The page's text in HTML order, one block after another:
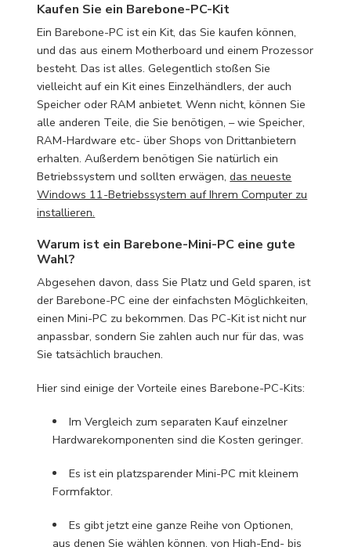
Kaufen Sie ein Barebone-PC-Kit
Ein Barebone-PC ist ein Kit, das Sie kaufen können,
und das aus einem Motherboard und einem Prozessor
besteht. Das ist alles. Gelegentlich stoßen Sie
vielleicht auf ein Kit eines Einzelhändlers, der auch
Speicher oder RAM anbietet. Wenn nicht, können Sie
alle anderen Teile, die Sie benötigen, – wie Speicher,
RAM-Hardware etc- über Shops von Drittanbietern
erhalten. Außerdem benötigen Sie natürlich ein
Betriebssystem und sollten erwägen,das neueste
Windows 11-Betriebssystem auf Ihrem Computer zu
installieren.
Warum ist ein Barebone-Mini-PC eine gute
Wahl?
Abgesehen davon, dass Sie Platz und Geld sparen, ist
der Barebone-PC eine der einfachsten Möglichkeiten,
einen Mini-PC zu bekommen. Das PC-Kit ist nicht nur
anpassbar, sondern Sie zahlen auch nur für das, was
Sie tatsächlich brauchen.
Hier sind einige der Vorteile eines Barebone-PC-Kits:
Im Vergleich zum separaten Kauf einzelner
Hardwarekomponenten sind die Kosten geringer.
Es ist ein platzsparender Mini-PC mit kleinem
Formfaktor.
Es gibt jetzt eine ganze Reihe von Optionen,
aus denen Sie wählen können, von High-End- bis